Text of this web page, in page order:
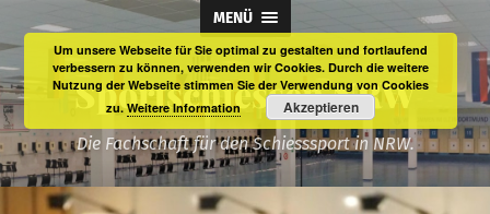
MENÜ
Sportschiessen NRW
Die Fachschaft für den Schiesssport in NRW.
Um unsere Webseite für Sie optimal zu gestalten und fortlaufend
verbessern zu können, verwenden wir Cookies. Durch die weitere
Nutzung der Webseite stimmen Sie der Verwendung von Cookies
zu.Weitere Information Akzeptieren